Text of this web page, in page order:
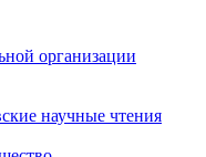
организации
научные чтения